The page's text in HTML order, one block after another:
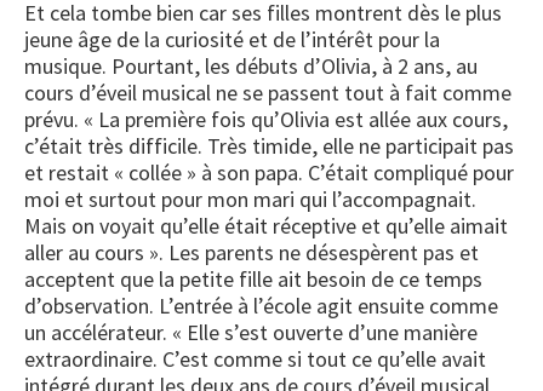
Et cela tombe bien car ses filles montrent dès le plus
jeune âge de la curiosité et de l’intérêt pour la
musique. Pourtant, les débuts d’Olivia, à 2 ans, au
cours d’éveil musical ne se passent tout à fait comme
prévu. « La première fois qu’Olivia est allée aux cours,
c’était très difficile. Très timide, elle ne participait pas
et restait « collée » à son papa. C’était compliqué pour
moi et surtout pour mon mari qui l’accompagnait.
Mais on voyait qu’elle était réceptive et qu’elle aimait
aller au cours ». Les parents ne désespèrent pas et
acceptent que la petite fille ait besoin de ce temps
d’observation. L’entrée à l’école agit ensuite comme
un accélérateur. « Elle s’est ouverte d’une manière
extraordinaire. C’est comme si tout ce qu’elle avait